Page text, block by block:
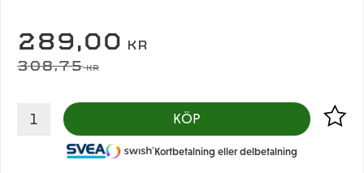
NEDSATT PRIS:
289,00 KR
ORDINARIE PRIS:
308,75KR
KÖP Lägg
Kortbetalning eller delbetalning